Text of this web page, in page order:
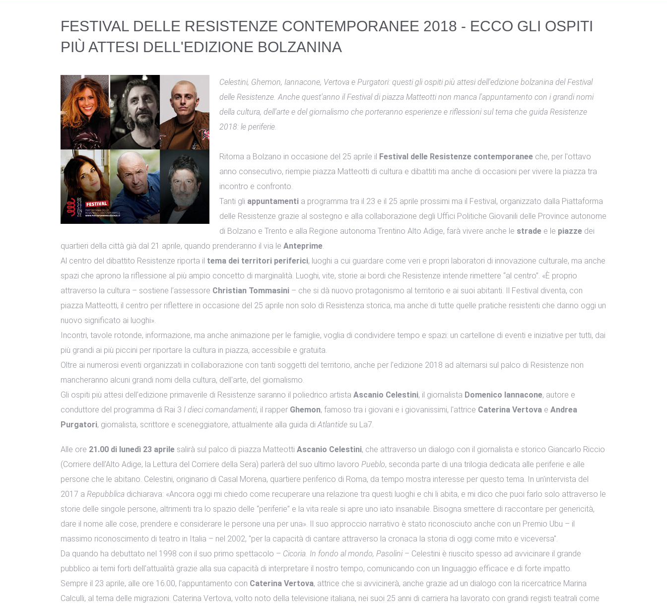
FESTIVAL DELLE RESISTENZE CONTEMPORANEE 2018 - ECCO GLI OSPITI
PIÙ ATTESI DELL'EDIZIONE BOLZANINA
Celestini, Ghemon, Iannacone, Vertova e Purgatori: questi gli ospiti più attesi dell'edizione bolzanina del Festival
delle Resistenze. Anche quest'anno il Festival di piazza Matteotti non manca l'appuntamento con i grandi nomi
della cultura, dell'arte e del giornalismo che porteranno esperienze e riflessioni sul tema che guida Resistenze
2018: le periferie.
Ritorna a Bolzano in occasione del 25 aprile il Festival delle Resistenze contemporanee che, per l'ottavo
anno consecutivo, riempie piazza Matteotti di cultura e dibattiti ma anche di occasioni per vivere la piazza tra
incontro e confronto.
Tanti gli appuntamenti a programma tra il 23 e il 25 aprile prossimi ma il Festival, organizzato dalla Piattaforma
delle Resistenze grazie al sostegno e alla collaborazione degli Uffici Politiche Giovanili delle Province autonome
di Bolzano e Trento e alla Regione autonoma Trentino Alto Adige, farà vivere anche le strade e le piazze dei
quartieri della città già dal 21 aprile, quando prenderanno il via le Anteprime.
Al centro del dibattito Resistenze riporta il tema dei territori periferici, luoghi a cui guardare come veri e propri laboratori di innovazione culturale, ma anche
spazi che aprono la riflessione al più ampio concetto di marginalità. Luoghi, vite, storie ai bordi che Resistenze intende rimettere “al centro”. «È proprio
attraverso la cultura – sostiene l’assessore Christian Tommasini – che si dà nuovo protagonismo al territorio e ai suoi abitanti. Il Festival diventa, con
piazza Matteotti, il centro per riflettere in occasione del 25 aprile non solo di Resistenza storica, ma anche di tutte quelle pratiche resistenti che danno oggi un
nuovo significato ai luoghi».
Incontri, tavole rotonde, informazione, ma anche animazione per le famiglie, voglia di condividere tempo e spazi: un cartellone di eventi e iniziative per tutti, dai
più grandi ai più piccini per riportare la cultura in piazza, accessibile e gratuita.
Oltre ai numerosi eventi organizzati in collaborazione con tanti soggetti del territorio, anche per l'edizione 2018 ad alternarsi sul palco di Resistenze non
mancheranno alcuni grandi nomi della cultura, dell'arte, del giornalismo.
Gli ospiti più attesi dell'edizione primaverile di Resistenze saranno il poliedrico artista Ascanio Celestini, il giornalista Domenico Iannacone, autore e
conduttore del programma di Rai 3 I dieci comandamenti, il rapper Ghemon, famoso tra i giovani e i giovanissimi, l'attrice Caterina Vertova e Andrea
Purgatori, giornalista, scrittore e sceneggiatore, attualmente alla guida diAtlantide su La7.
Alle ore 21.00 di lunedì 23 aprile salirà sul palco di piazza Matteotti Ascanio Celestini, che attraverso un dialogo con il giornalista e storico Giancarlo Riccio
(Corriere dell'Alto Adige, la Lettura del Corriere della Sera) parlerà del suo ultimo lavoro Pueblo, seconda parte di una trilogia dedicata alle periferie e alle
persone che le abitano. Celestini, originario di Casal Morena, quartiere periferico di Roma, da tempo mostra interesse per questo tema. In un'intervista del
2017 a Repubblica dichiarava: «Ancora oggi mi chiedo come recuperare una relazione tra questi luoghi e chi li abita, e mi dico che puoi farlo solo attraverso le
storie delle singole persone, altrimenti tra lo spazio delle “periferie” e la vita reale si apre uno iato insanabile. Bisogna smettere di raccontare per genericità,
dare il nome alle cose, prendere e considerare le persone una per una». Il suo approccio narrativo è stato riconosciuto anche con un Premio Ubu – il
massimo riconoscimento di teatro in Italia – nel 2002, "per la capacità di cantare attraverso la cronaca la storia di oggi come mito e viceversa".
Da quando ha debuttato nel 1998 con il suo primo spettacolo – Cicoria. In fondo al mondo, Pasolini– Celestini è riuscito spesso ad avvicinare il grande
pubblico ai temi forti dell'attualità grazie alla sua capacità di interpretare il nostro tempo, comunicando con un linguaggio efficace e di forte impatto.
Sempre il 23 aprile, alle ore 16.00, l'appuntamento con Caterina Vertova, attrice che si avvicinerà, anche grazie ad un dialogo con la ricercatrice Marina
Calculli, al tema delle migrazioni. Caterina Vertova, volto noto della televisione italiana, nei suoi 25 anni di carriera ha lavorato con grandi registi teatrali come